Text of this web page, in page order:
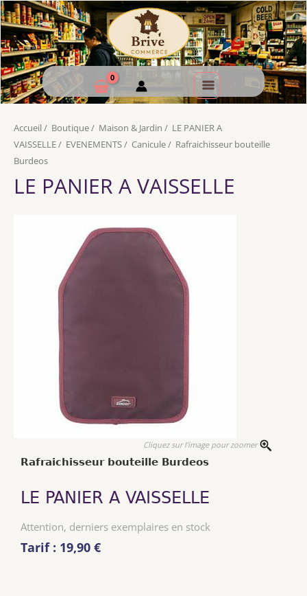
Accueil / Boutique/ Maison & Jardin / LE PANIER A
VAISSELLE/ EVENEMENTS/ Canicule/ Rafraichisseur bouteille
Burdeos
LE PANIER A VAISSELLE
Cliquez sur l'image pour zoomer
Rafraichisseur bouteille Burdeos
LE PANIER A VAISSELLE
Attention, derniers exemplaires en stock
Tarif : 19,90 €